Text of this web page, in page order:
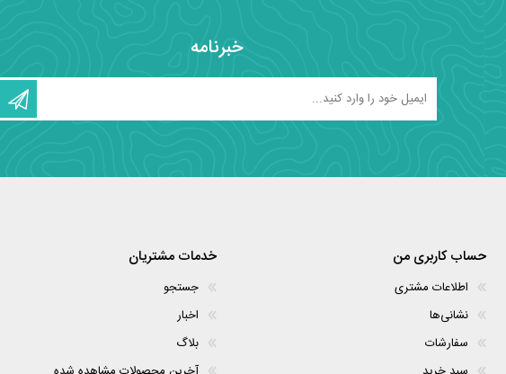
خبرنامه
حساب کاربری من
اطلاعات مشتری
نشانی‌ها
سفارشات
خدمات مشتریان
جستجو
اخبار
بلاگ